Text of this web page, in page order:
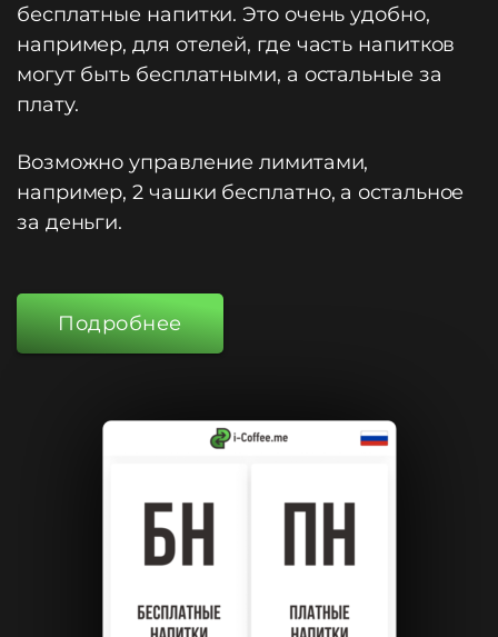
бесплатные напитки. Это очень удобно,
например, для отелей, где часть напитков
могут быть бесплатными, а остальные за
плату.
Возможно управление лимитами,
например, 2 чашки бесплатно, а остальное
за деньги.
Подробнее